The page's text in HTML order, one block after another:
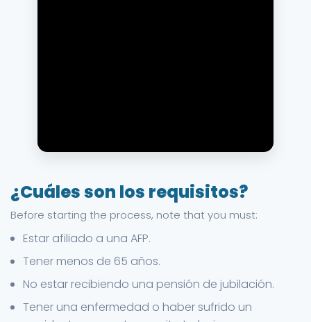
¿Cuáles son los requisitos?
Before starting the process, note that you must:
Estar afiliado a una AFP.
Tener menos de 65 años.
No estar recibiendo una pensión de jubilación.
Tener una enfermedad o haber sufrido un